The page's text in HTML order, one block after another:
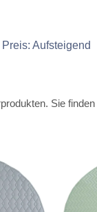
Preis: Aufsteigend
Sie